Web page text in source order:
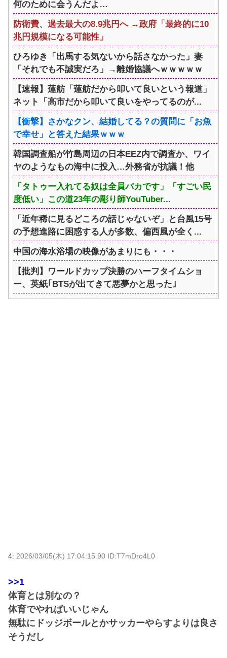
何のために会うんだよ…
防衛費、過去最大の8.9兆円へ →政府「最終的に10
兆円規模になる可能性」
ひろゆき「出馬する気ないから話さなかった」妻
「それでも不誠実だろ」→離婚協議へｗｗｗｗｗ
【速報】蓮舫「蓮舫だから叩いて良いという報道」
ネット「高市だから叩いて良いをやってるのが...
【衝撃】さかなクン、結婚してる？の質問に「お魚
で幸せ」と答えた結果ｗｗｗ
韓国調査船が竹島周辺の日本EEZ内で調査か、ワイ
ヤのようなもの海中に投入…外務省が抗議！他
「タトゥー入れてる奴は全員バカです」「すごい民
度低い」この道23年の彫り師YouTuber...
「近年稀に見るどころの話じゃないぞ」と台風15号
の予想進路に困惑する人が多数、偏西風が全く...
中国の海水浴場の映像があまりにも・・・
【批判】ワールドカップ決勝のハーフタイムショ
ー、英紙｢BTSが出てきて悪夢かと思った｣
4: 2026/03/05(木) 17:04:15.90 ID:T7mDro4L0
>>1
体育とは別なの？
体育でやればいいじゃん
無駄にドッジボールとかサッカーやらすよりは良さ
そうだし